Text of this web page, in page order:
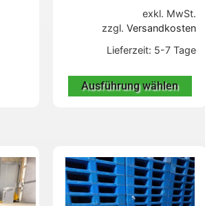
exkl. MwSt.
zzgl. Versandkosten
Lieferzeit: 5-7 Tage
Ausführung wählen